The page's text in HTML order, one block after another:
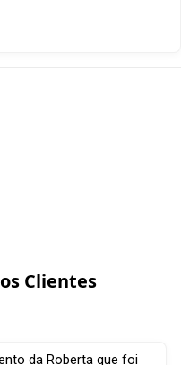
Clientes
da Roberta que foi